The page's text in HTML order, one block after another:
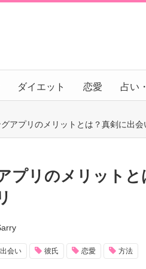
ダイエット 恋愛 占い
アプリのメリットとは？真剣に出
プリのメリット
出会い 彼氏 恋愛 方法